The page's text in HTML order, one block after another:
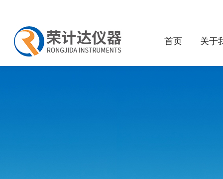
首页 关于